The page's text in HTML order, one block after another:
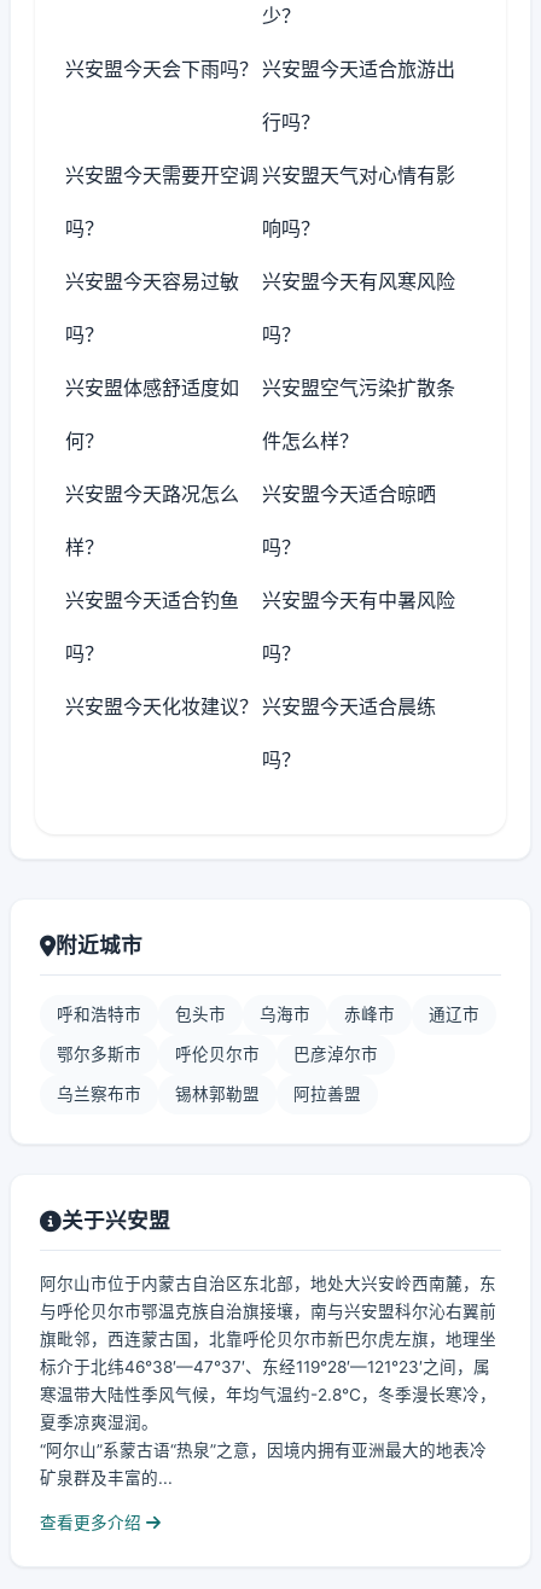
少？
兴安盟今天会下雨吗？ 兴安盟今天适合旅游出
行吗？
兴安盟今天需要开空调
吗？
兴安盟天气对心情有影
响吗？
兴安盟今天容易过敏
吗？
兴安盟今天有风寒风险
吗？
兴安盟体感舒适度如
何？
兴安盟空气污染扩散条
件怎么样？
兴安盟今天路况怎么
样？
兴安盟今天适合晾晒
吗？
兴安盟今天适合钓鱼
吗？
兴安盟今天有中暑风险
吗？
兴安盟今天化妆建议？ 兴安盟今天适合晨练
吗？
附近城市
呼和浩特市 包头市 乌海市 赤峰市 通辽市
鄂尔多斯市 呼伦贝尔市 巴彦淖尔市
乌兰察布市 锡林郭勒盟 阿拉善盟
关于兴安盟
阿尔山市位于内蒙古自治区东北部，地处大兴安岭西南麓，东
与呼伦贝尔市鄂温克族自治旗接壤，南与兴安盟科尔沁右翼前
旗毗邻，西连蒙古国，北靠呼伦贝尔市新巴尔虎左旗，地理坐
标介于北纬46°38′—47°37′、东经119°28′—121°23′之间，属
寒温带大陆性季风气候，年均气温约-2.8℃，冬季漫长寒冷，
夏季凉爽湿润。
“阿尔山”系蒙古语“热泉”之意，因境内拥有亚洲最大的地表冷
矿泉群及丰富的...
查看更多介绍